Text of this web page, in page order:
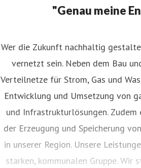
"Genau meine
Wer die Zukunft nachhaltig
vernetzt sein. Neben dem Bau
Verteilnetze für Strom, Gas und
Entwicklung und Umsetzung von
und Infrastrukturlösungen. Zudem
der Erzeugung und Speicherung
in unserer Region. Unsere
starken, kommunalen Gruppe. Wir